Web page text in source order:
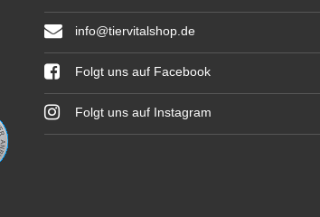
info@tiervitalshop.de
Folgt uns auf Facebook
Folgt uns auf Instagram